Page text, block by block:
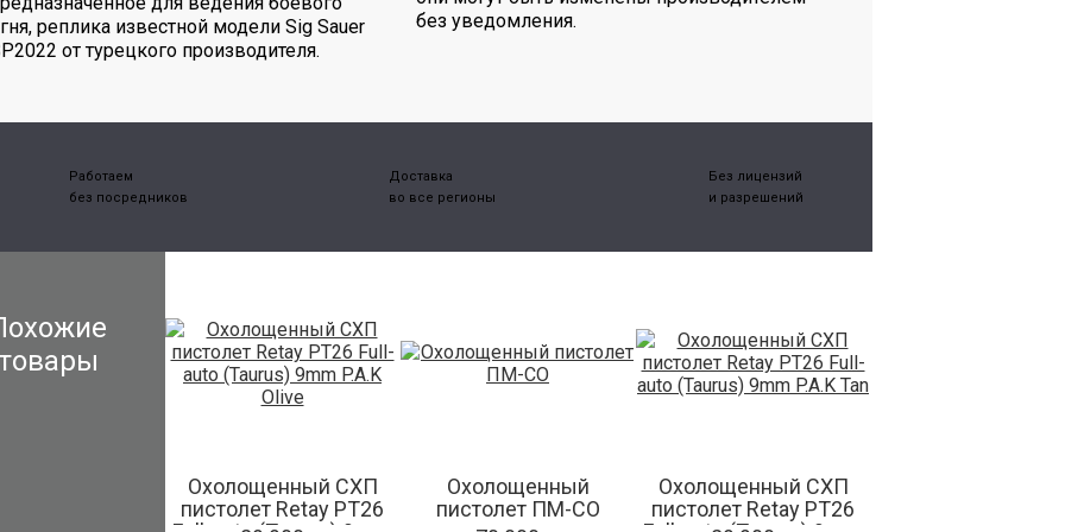
реплика известной модели Sig Sauer
от турецкого производителя.
без уведомления.
Работаем
без посредников
Доставка
во все регионы
Без лицензий
и разрешений
товары
Охолощенный СХП
пистолет Retay PT26
Охолощенный
пистолет ПМ-СО
Охолощенный СХП
пистолет Retay PT26